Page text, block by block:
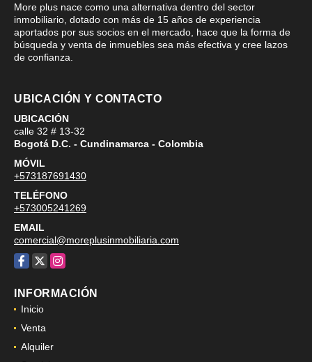
More plus nace como una alternativa dentro del sector
inmobiliario, dotado con más de 15 años de experiencia
aportados por sus socios en el mercado, hace que la forma de
búsqueda y venta de inmuebles sea más efectiva y cree lazos
de confianza.
UBICACIÓN Y CONTACTO
UBICACIÓN
calle 32 # 13-32
Bogotá D.C. - Cundinamarca - Colombia
MÓVIL
+573187691430
TELÉFONO
+573005241269
EMAIL
comercial@moreplusinmobiliaria.com
Facebook
X Instagram
INFORMACIÓN
Inicio
Venta
Alquiler